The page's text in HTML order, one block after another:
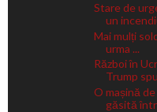
Stare de
un
Mai mulți
urma ...
Război în
Trump
O mașină
găsită